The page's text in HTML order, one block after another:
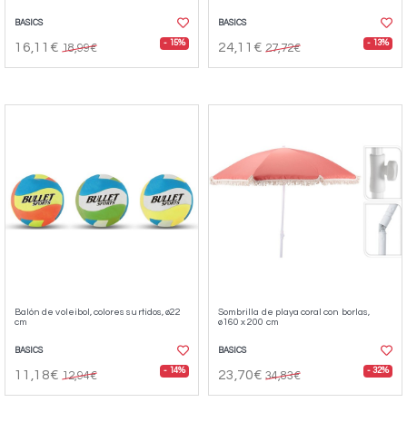
BASICS
16,11€ 18,99€ - 15%
BASICS
24,11€ 27,72€ - 13%
Balón de voleibol, colores surtidos, ø22
cm
BASICS
11,18€ 12,94€ - 14%
Sombrilla de playa coral con borlas,
ø160 x 200 cm
BASICS
23,70€ 34,83€ - 32%